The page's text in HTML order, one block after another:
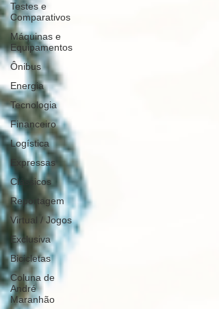
Testes e
Comparativos
Máquinas e
Equipamentos
Ônibus
Energia
Tecnologia
Financeiro
Logística
Expressas
Clássicos
Reportagem
Virtual / Jogos
Exclusiva
Bicicletas
Coluna de
André
Maranhão